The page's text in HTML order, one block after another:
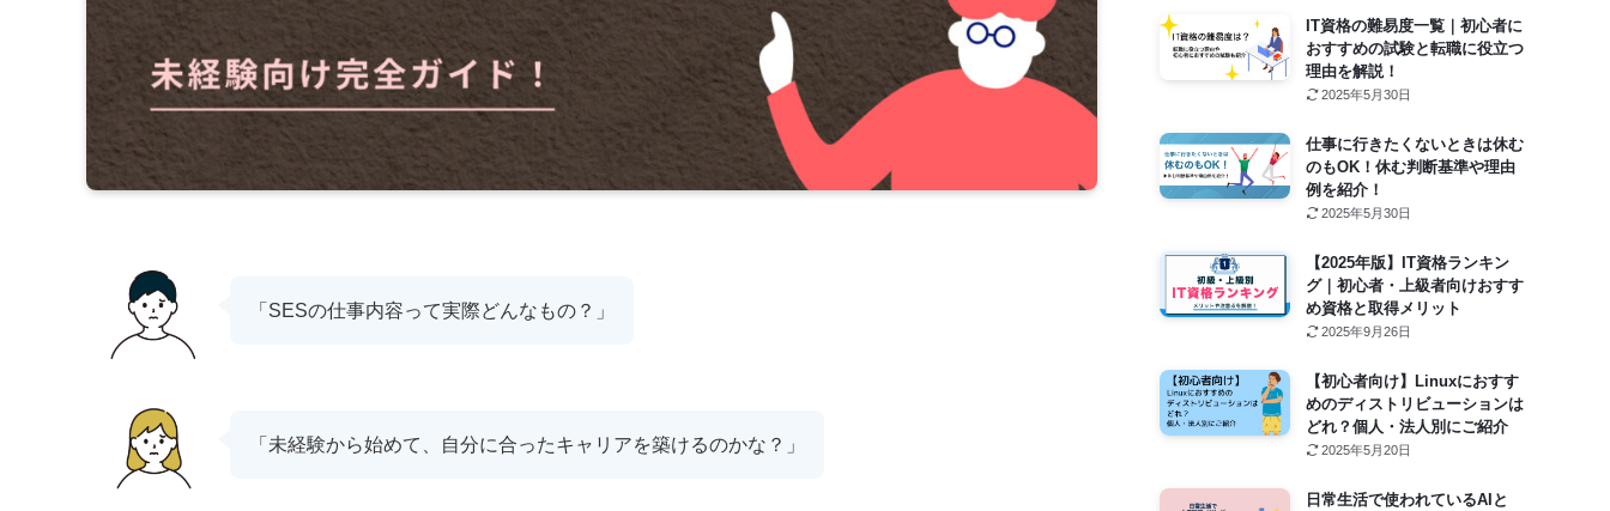
「SESの仕事内容って実際どんなもの？」
「未経験から始めて、自分に合ったキャリアを築けるのかな？」
IT資格の難易度一覧｜初心者に
おすすめの試験と転職に役立つ
理由を解説！
2025年5月30日
仕事に行きたくないときは休む
のもOK！休む判断基準や理由
例を紹介！
2025年5月30日
【2025年版】IT資格ランキン
グ｜初心者・上級者向けおすす
め資格と取得メリット
2025年9月26日
【初心者向け】Linuxにおすす
めのディストリビューションは
どれ？個人・法人別にご紹介
2025年5月20日
日常生活で使われているAIと